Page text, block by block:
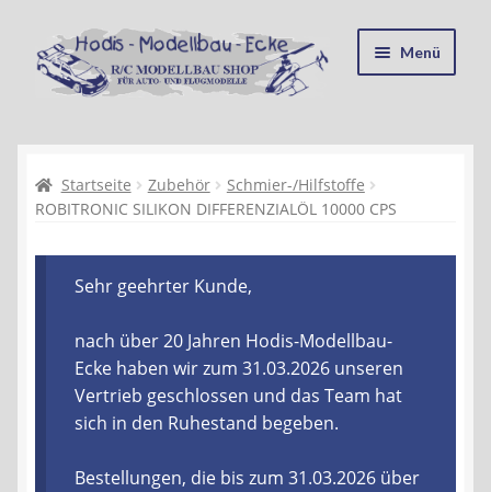
Zur
Navigation
springen
Zum
Inhalt
springen
Menü
Kasse
Recycling, Entsorgung und Umwelt
Shop
Warenkorb
Ablauf einer Bestellung
Startseite Zubehör
Schmier-/Hilfstoffe
ROBITRONIC SILIKON DIFFERENZIALÖL 10000 CPS
Sehr geehrter Kunde,
nach über 20 Jahren Hodis-Modellbau-
Ecke haben wir zum 31.03.2026 unseren
Vertrieb geschlossen und das Team hat
sich in den Ruhestand begeben.
Bestellungen, die bis zum 31.03.2026 über